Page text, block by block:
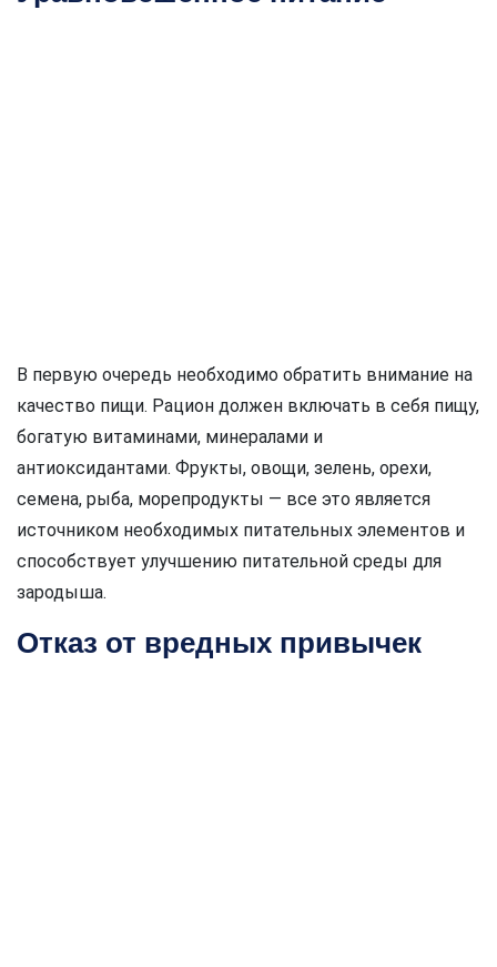
В первую очередь необходимо обратить внимание на
качество пищи. Рацион должен включать в себя пищу,
богатую витаминами, минералами и
антиоксидантами. Фрукты, овощи, зелень, орехи,
семена, рыба, морепродукты — все это является
источником необходимых питательных элементов и
способствует улучшению питательной среды для
зародыша.
Отказ от вредных привычек